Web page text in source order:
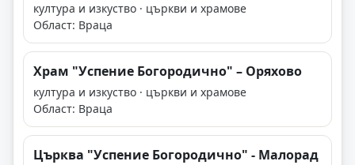
култура и изкуство · църкви и храмове
Област: Враца
Храм "Успение Богородично" – Оряхово
култура и изкуство · църкви и храмове
Област: Враца
Църква "Успение Богородично" - Малорад